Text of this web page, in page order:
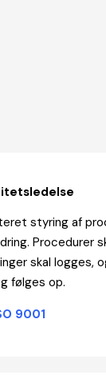
styring af
Procedurer
skal logges,
følges op.
9001